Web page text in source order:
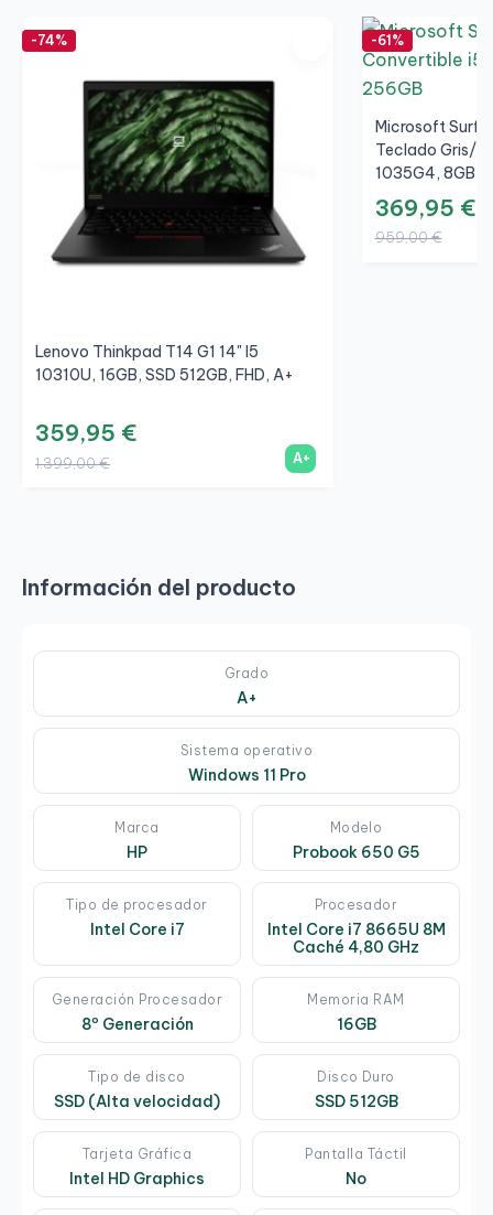
-74%
Lenovo Thinkpad T14 G1 14" I5
10310U, 16GB, SSD 512GB, FHD, A+
359,95 €
1.399,00 € A+
-61%
Microsoft
Teclado Gris/
1035G4, 8GB,
369,95 €
959,00 €
Información del producto
Grado
A+
Sistema operativo
Windows 11 Pro
Marca
HP
Modelo
Probook 650 G5
Tipo de procesador
Intel Core i7
Procesador
Intel Core i7 8665U 8M
Caché 4,80 GHz
Generación Procesador
8º Generación
Memoria RAM
16GB
Tipo de disco
SSD (Alta velocidad)
Disco Duro
SSD 512GB
Tarjeta Gráfica
Intel HD Graphics
Pantalla Táctil
No